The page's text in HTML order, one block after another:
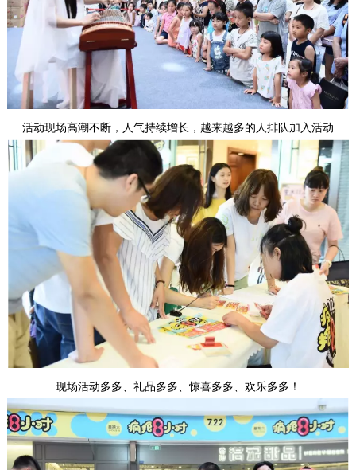
活动现场高潮不断，人气持续增长，越来越多的人排队加入活动
现场活动多多、礼品多多、惊喜多多、欢乐多多！